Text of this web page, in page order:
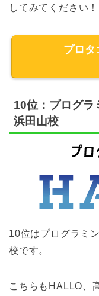
してみてください！
プロ
10位：プログラ
浜田山校
10位はプログラミ
校です。
こちらもHALLO、